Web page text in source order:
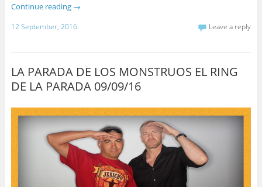
Continue reading →
12 September, 2016 Leave a reply
LA PARADA DE LOS MONSTRUOS EL RING
DE LA PARADA 09/09/16